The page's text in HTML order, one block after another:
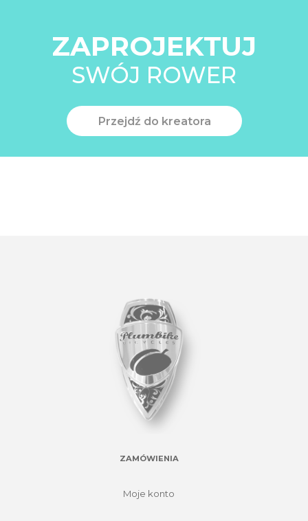
ZAPROJEKTUJ
SWÓJ ROWER
Przejdź do kreatora
ZAMÓWIENIA
Moje konto